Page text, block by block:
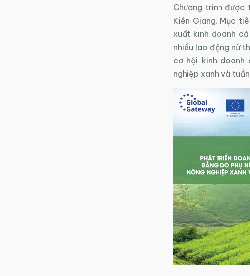
Chương trình được
Kiên Giang. Mục
xuất kinh doanh
nhiều lao động nữ
cơ hội kinh doanh
nghiệp xanh và